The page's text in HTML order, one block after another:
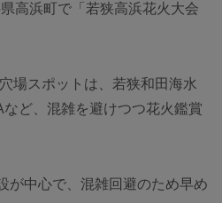
高浜町で「若狭高浜花火大会
場スポットは、若狭和田海水
ど、混雑を避けつつ花火鑑賞
が中心で、混雑回避のため早め